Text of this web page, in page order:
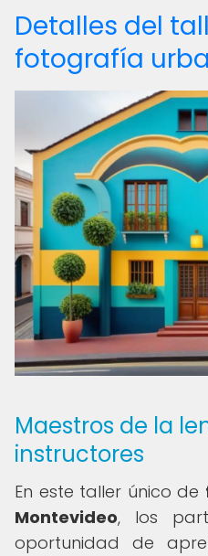
Detalles del
fotografía
Maestros de la
instructores
En este taller único de
Montevideo, los
oportunidad de